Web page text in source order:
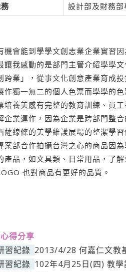
設計部及財務部
機會能到學學文創志業企業實習
讓我感動的是部門主管介紹學學
跨業」，從事文化創意產業育成
作獨一無二的個人色票而學學的
培養美感有完整的教育訓練、員
企業運作，因為企業是跨部門整
薩線條的美學維護展場的整潔學
案部合作拍攝台灣之心的商品因
產品，如文具類、日常用品，了
也對商品有更好的品質。
得分享
習紀錄 2013/4/28 何嘉仁文
習紀錄 102年4月25日(四) 教